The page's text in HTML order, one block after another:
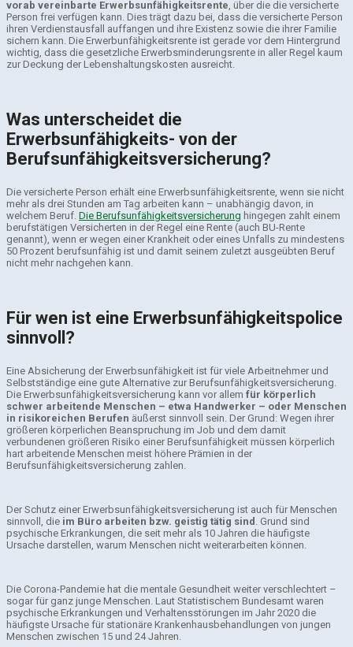
vorab vereinbarte Erwerbsunfähigkeitsrente, über die die versicherte
Person frei verfügen kann. Dies trägt dazu bei, dass die versicherte Person
ihren Verdienstausfall auffangen und ihre Existenz sowie die ihrer Familie
sichern kann. Die Erwerbunfähigkeitsrente ist gerade vor dem Hintergrund
wichtig, dass die gesetzliche Erwerbsminderungsrente in aller Regel kaum
zur Deckung der Lebenshaltungskosten ausreicht.
Was unterscheidet die
Erwerbsunfähigkeits- von der
Berufsunfähigkeitsversicherung?
Die versicherte Person erhält eine Erwerbsunfähigkeitsrente, wenn sie nicht
mehr als drei Stunden am Tag arbeiten kann – unabhängig davon, in
welchem Beruf. Die Berufsunfähigkeitsversicherung hingegen zahlt einem
berufstätigen Versicherten in der Regel eine Rente (auch BU-Rente
genannt), wenn er wegen einer Krankheit oder eines Unfalls zu mindestens
50 Prozent berufsunfähig ist und damit seinem zuletzt ausgeübten Beruf
nicht mehr nachgehen kann.
Für wen ist eine Erwerbsunfähigkeitspolice
sinnvoll?
Eine Absicherung der Erwerbsunfähigkeit ist für viele Arbeitnehmer und
Selbstständige eine gute Alternative zur Berufsunfähigkeitsversicherung.
Die Erwerbsunfähigkeitsversicherung kann vor allem für körperlich
schwer arbeitende Menschen – etwa Handwerker – oder Menschen
in risikoreichen Berufen äußerst sinnvoll sein. Der Grund: Wegen ihrer
größeren körperlichen Beanspruchung im Job und dem damit
verbundenen größeren Risiko einer Berufsunfähigkeit müssen körperlich
hart arbeitende Menschen meist höhere Prämien in der
Berufsunfähigkeitsversicherung zahlen.
Der Schutz einer Erwerbsunfähigkeitsversicherung ist auch für Menschen
sinnvoll, die im Büro arbeiten bzw. geistig tätig sind . Grund sind
psychische Erkrankungen, die seit mehr als 10 Jahren die häufigste
Ursache darstellen, warum Menschen nicht weiterarbeiten können.
Die Corona-Pandemie hat die mentale Gesundheit weiter verschlechtert –
sogar für ganz junge Menschen. Laut Statistischem Bundesamt waren
psychische Erkrankungen und Verhaltensstörungen im Jahr 2020 die
häufigste Ursache für stationäre Krankenhausbehandlungen von jungen
Menschen zwischen 15 und 24 Jahren.